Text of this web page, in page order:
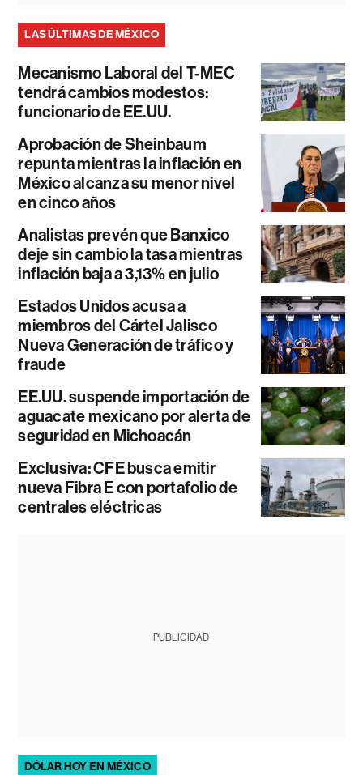
LAS ÚLTIMAS DE MÉXICO
Mecanismo Laboral del T-MEC
tendrá cambios modestos:
funcionario de EE.UU.
Aprobación de Sheinbaum
repunta mientras la inflación en
México alcanza su menor nivel
en cinco años
Analistas prevén que Banxico
deje sin cambio la tasa mientras
inflación baja a 3,13% en julio
Estados Unidos acusa a
miembros del Cártel Jalisco
Nueva Generación de tráfico y
fraude
EE.UU. suspende importación de
aguacate mexicano por alerta de
seguridad en Michoacán
Exclusiva: CFE busca emitir
nueva Fibra E con portafolio de
centrales eléctricas
PUBLICIDAD
DÓLAR HOY EN MÉXICO